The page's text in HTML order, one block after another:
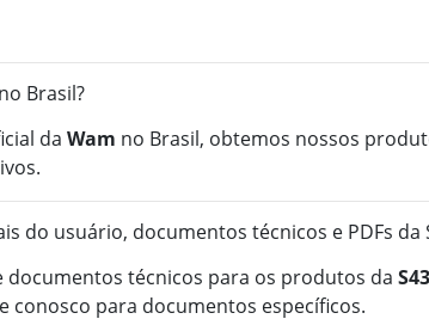
Brasil?
da Wam no Brasil, obtemos nossos
do usuário, documentos técnicos e PDFs da
documentos técnicos para os produtos da
para documentos específicos.